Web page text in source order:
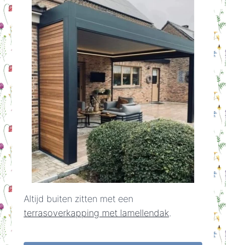
Altijd buiten zitten met een
terrasoverkapping met lamellendak.